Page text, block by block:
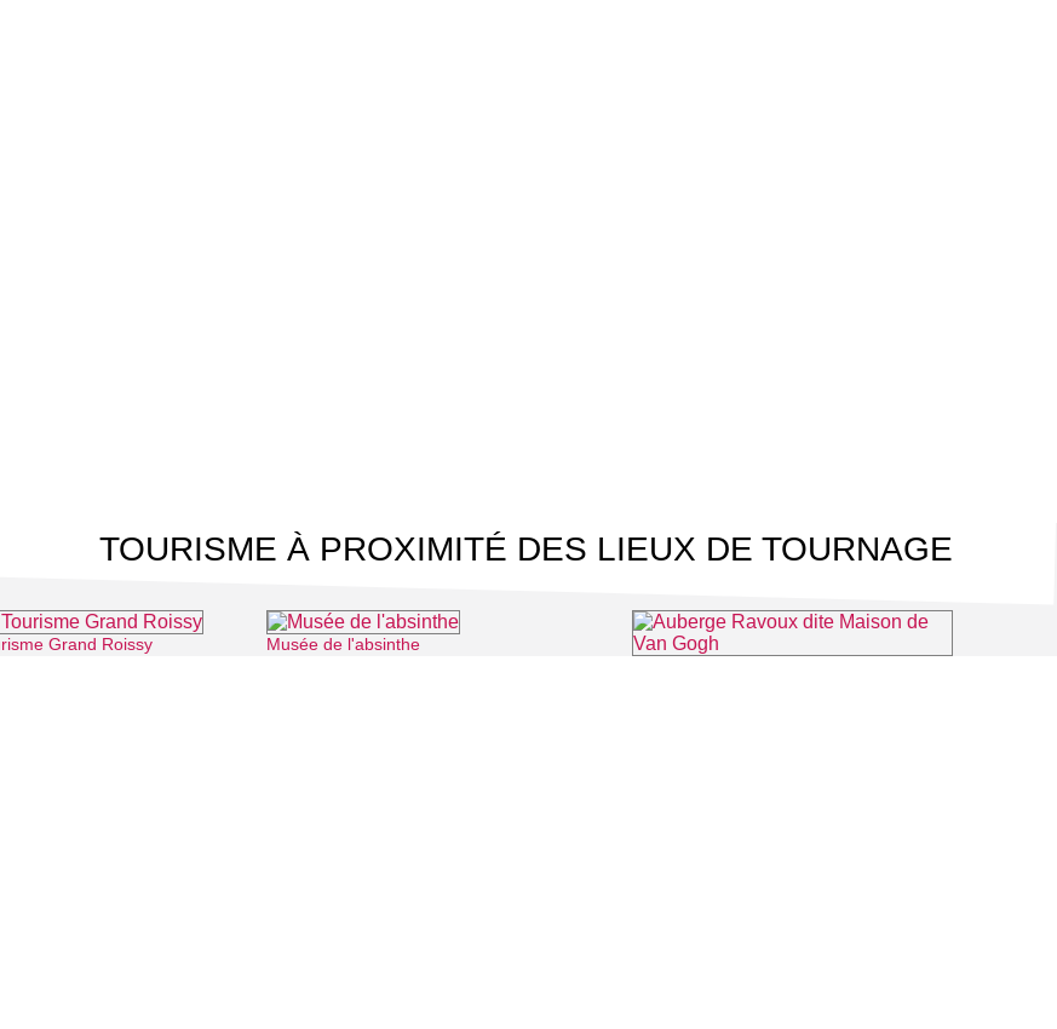
TOURISME À PROXIMITÉ DES LIEUX DE TOURNAGE
Grand Roissy
Musée de l'absinthe